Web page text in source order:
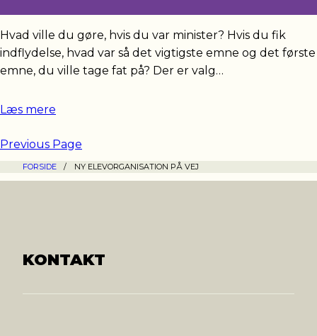
Hvad ville du gøre, hvis du var minister? Hvis du fik
indflydelse, hvad var så det vigtigste emne og det første
emne, du ville tage fat på? Der er valg…
Læs mere
Previous Page
FORSIDE / NY ELEVORGANISATION PÅ VEJ
KONTAKT